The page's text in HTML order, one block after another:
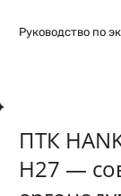
Руководство по
ПТК
H27 —